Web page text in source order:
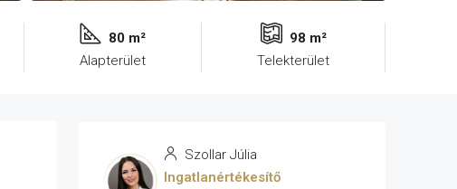
80 m²
Alapterület
98 m²
Telekterület
Szollar Júlia
Ingatlanértékesítő